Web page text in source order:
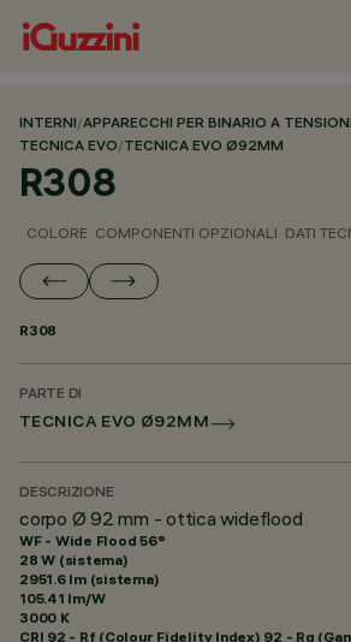
INTERNI/APPARECCHI PER BINARIO A
TECNICA EVO/TECNICA EVO Ø92MM
R308
COLORE COMPONENTI OPZIONALI DATI
R308
PARTE DI
TECNICA EVO Ø92MM
DESCRIZIONE
corpo Ø 92 mm - ottica wideflood
WF - Wide Flood 56°
28 W (sistema)
2951.6 lm (sistema)
105.41 lm/W
3000 K
CRI 92 - Rf (Colour Fidelity Index) 92 - Rg